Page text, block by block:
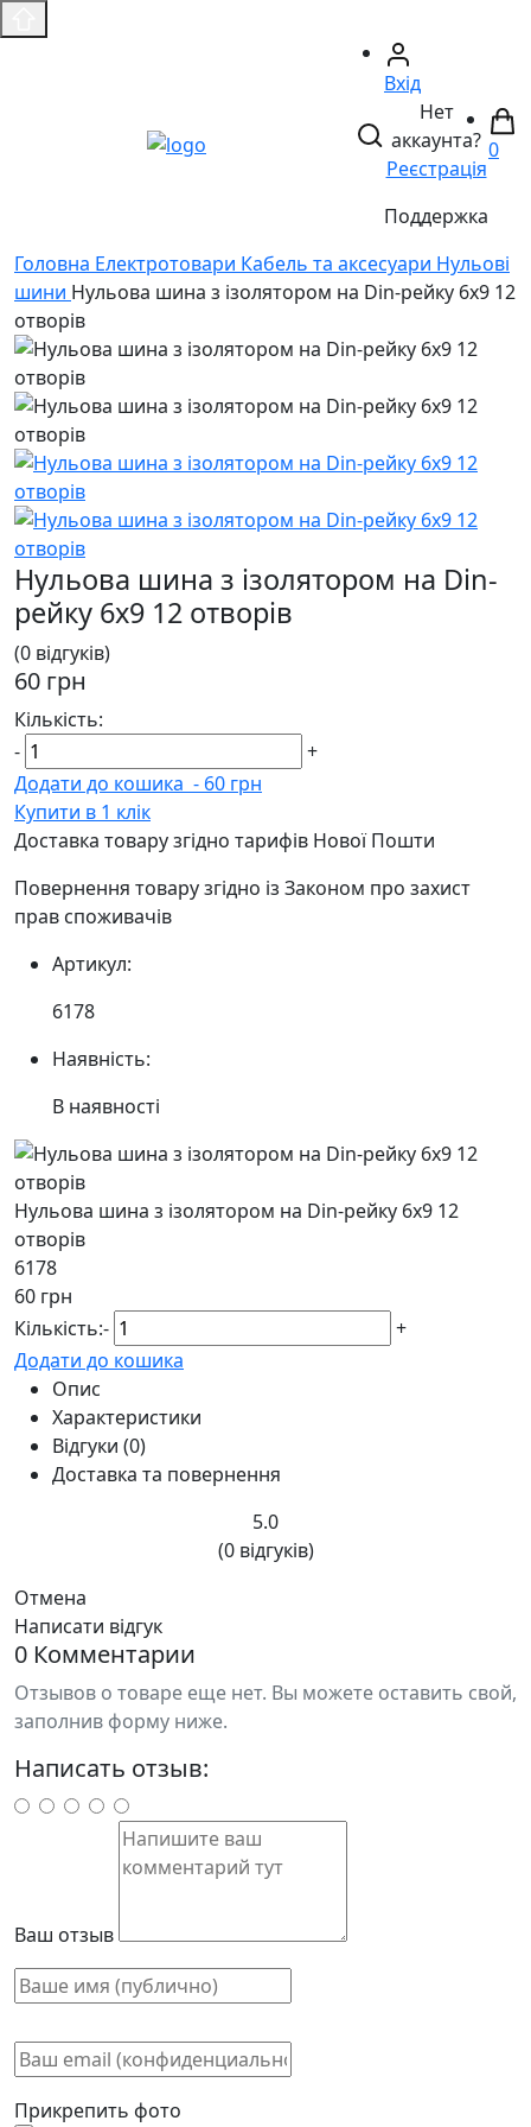
Вхід
Нет
аккаунта?
Реєстрація
Поддержка
0
Головнa Електротовари Кабель та аксесуари Нульові
шини Нульова шина з ізолятором на Din-рейку 6х9 12
отворів
Нульова шина з ізолятором на Din-
рейку 6х9 12 отворів
(0 відгуків)
60 грн
Кількість:
-
+
Додати до кошика - 60 грн
Купити в 1 клік
Доставка товару згідно тарифів Нової Пошти
Повернення товару згідно із Законом про захист
прав споживачів
Артикул:
6178
Наявність:
В наявності
Нульова шина з ізолятором на Din-рейку 6х9 12
отворів
6178
60 грн
Кількість:-
+
Додати до кошика
Опис
Характеристики
Відгуки (0)
Доставка та повернення
5.0
(0 відгуків)
Отмена
Написати відгук
0 Комментарии
Отзывов о товаре еще нет. Вы можете оставить свой,
заполнив форму ниже.
Написать отзыв:
Ваш отзыв
Прикрепить фото